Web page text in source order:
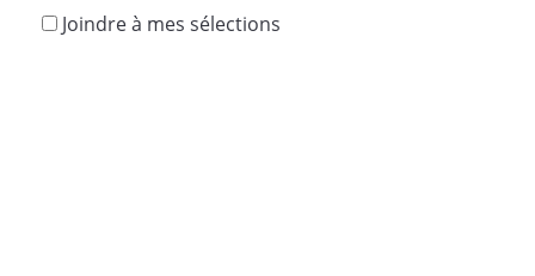
Joindre à mes sélections